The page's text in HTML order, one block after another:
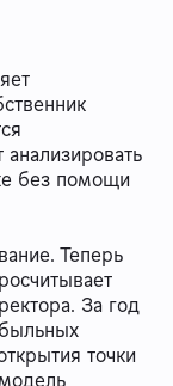
без помощи
Теперь
За год
точки